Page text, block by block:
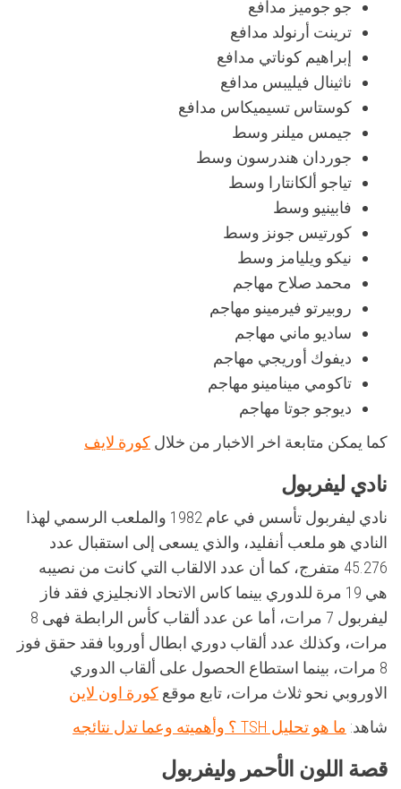
جو جوميز مدافع
ترينت أرنولد مدافع
إبراهيم كوناتي مدافع
ناثينال فيليبس مدافع
كوستاس تسيميكاس مدافع
جيمس ميلنر وسط
جوردان هندرسون وسط
تياجو ألكانتارا وسط
فابينيو وسط
كورتيس جونز وسط
نيكو ويليامز وسط
محمد صلاح مهاجم
روبيرتو فيرمينو مهاجم
ساديو ماني مهاجم
ديفوك أوريجي مهاجم
تاكومي مينامينو مهاجم
ديوجو جوتا مهاجم
كما يمكن متابعة اخر الاخبار من خلال كورة لايف
نادي ليفربول
نادي ليفربول تأسس في عام 1982 والملعب الرسمي لهذا
النادي هو ملعب أنفليد، والذي يسعى إلى استقبال عدد
45.276 متفرج، كما أن عدد الالقاب التي كانت من نصيبه
هي 19 مرة للدوري بينما كاس الاتحاد الانجليزي فقد فاز
ليفربول 7 مرات، أما عن عدد ألقاب كأس الرابطة فهى 8
مرات، وكذلك عدد ألقاب دوري ابطال أوروبا فقد حقق فوز
8 مرات، بينما استطاع الحصول على ألقاب الدوري
الاوروبي نحو ثلاث مرات، تابع موقع كورة اون لاين
شاهد: ما هو تحليل TSH ؟ وأهميته وعما تدل نتائجه
قصة اللون الأحمر وليفربول